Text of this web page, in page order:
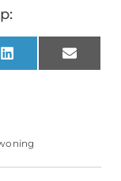
LinkedInEmail